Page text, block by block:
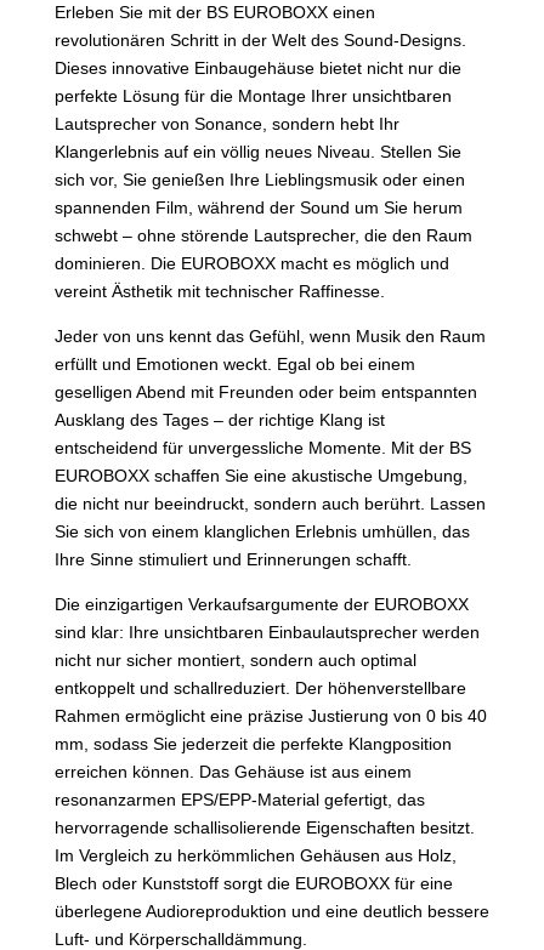
Erleben Sie mit der BS EUROBOXX einen
revolutionären Schritt in der Welt des Sound-Designs.
Dieses innovative Einbaugehäuse bietet nicht nur die
perfekte Lösung für die Montage Ihrer unsichtbaren
Lautsprecher von Sonance, sondern hebt Ihr
Klangerlebnis auf ein völlig neues Niveau. Stellen Sie
sich vor, Sie genießen Ihre Lieblingsmusik oder einen
spannenden Film, während der Sound um Sie herum
schwebt – ohne störende Lautsprecher, die den Raum
dominieren. Die EUROBOXX macht es möglich und
vereint Ästhetik mit technischer Raffinesse.
Jeder von uns kennt das Gefühl, wenn Musik den Raum
erfüllt und Emotionen weckt. Egal ob bei einem
geselligen Abend mit Freunden oder beim entspannten
Ausklang des Tages – der richtige Klang ist
entscheidend für unvergessliche Momente. Mit der BS
EUROBOXX schaffen Sie eine akustische Umgebung,
die nicht nur beeindruckt, sondern auch berührt. Lassen
Sie sich von einem klanglichen Erlebnis umhüllen, das
Ihre Sinne stimuliert und Erinnerungen schafft.
Die einzigartigen Verkaufsargumente der EUROBOXX
sind klar: Ihre unsichtbaren Einbaulautsprecher werden
nicht nur sicher montiert, sondern auch optimal
entkoppelt und schallreduziert. Der höhenverstellbare
Rahmen ermöglicht eine präzise Justierung von 0 bis 40
mm, sodass Sie jederzeit die perfekte Klangposition
erreichen können. Das Gehäuse ist aus einem
resonanzarmen EPS/EPP-Material gefertigt, das
hervorragende schallisolierende Eigenschaften besitzt.
Im Vergleich zu herkömmlichen Gehäusen aus Holz,
Blech oder Kunststoff sorgt die EUROBOXX für eine
überlegene Audioreproduktion und eine deutlich bessere
Luft- und Körperschalldämmung.